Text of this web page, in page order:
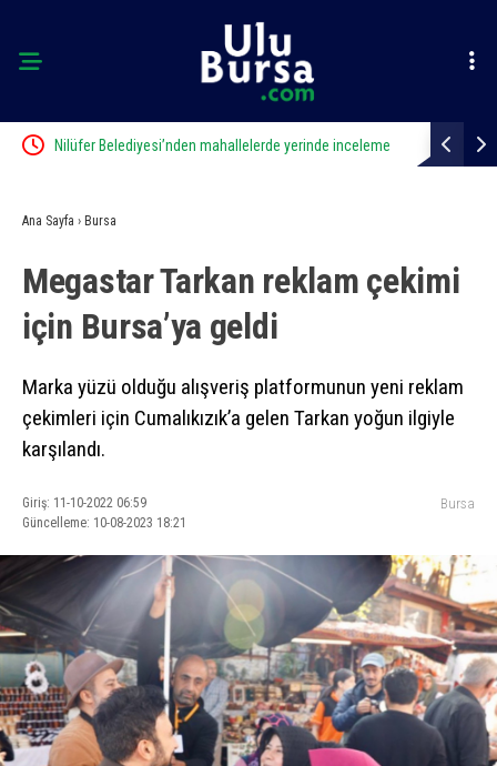
Osmangazi Belediyesi çocuklara okuma kültürü
Ana Sayfa › Bursa
Megastar Tarkan reklam çekimi
için Bursa’ya geldi
Marka yüzü olduğu alışveriş platformunun yeni reklam
çekimleri için Cumalıkızık’a gelen Tarkan yoğun ilgiyle
karşılandı.
Giriş: 11-10-2022 06:59
Güncelleme: 10-08-2023 18:21
Bursa